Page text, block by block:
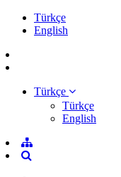
Türkçe
English
Türkçe
Türkçe
English